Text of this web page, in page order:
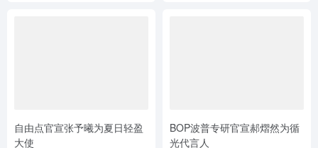
自由点官宣张予曦为夏日轻盈
大使
BOP波普专研官宣郝熠然为循
光代言人